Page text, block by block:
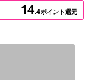
14.4ポイント還元